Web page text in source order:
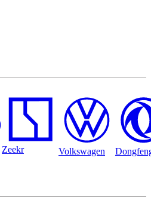
Zeekr Volkswagen